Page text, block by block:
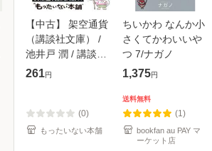
【中古】 架空通貨
（講談社文庫） /
池井戸 潤 / 講談社
[文庫]【メール便送
261円
(0)
もったいない本舗
ちいかわ なんか小
さくてかわいいや
つ 7/ナガノ
1,375円
送料無料
(1)
bookfan au PAY マ
ーケット店